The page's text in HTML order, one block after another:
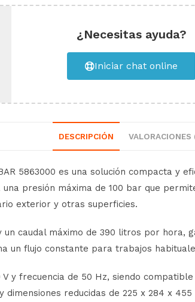
¿Necesitas ayuda?
Iniciar chat online
DESCRIPCIÓN VALORACIONES
5863000 es una solución compacta
presión máxima de 100 bar que
exterior y otras superficies.
caudal máximo de 390 litros por hora,
un flujo constante para trabajos
y frecuencia de 50 Hz, siendo
reducidas de 225 x 284 x